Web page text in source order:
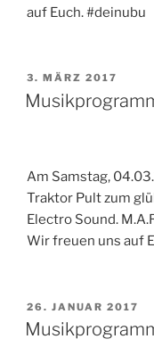
auf Euch. #deinubu
VERÖFFENTLICHT
AM
3. MÄRZ 2017
Am Samstag,
Traktor Pult zum
Electro Sound.
Wir freuen uns auf
VERÖFFENTLICHT
AM
26. JANUAR 2017